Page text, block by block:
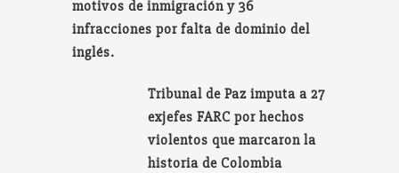
motivos de inmigración y 36
infracciones por falta de dominio del
inglés.
Tribunal de Paz imputa a 27
exjefes FARC por hechos
violentos que marcaron la
historia de Colombia